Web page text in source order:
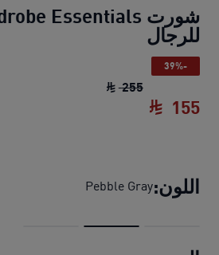
للرجال
-39%
255 شورت Wardrobe Essentials بقصة واسعة للرجال
155
اللون:Pebble Gray